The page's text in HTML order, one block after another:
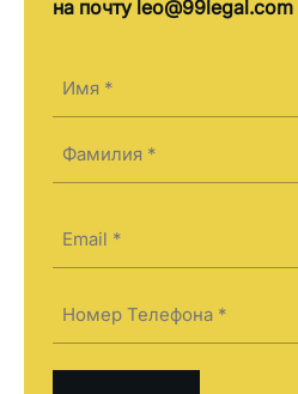
на почту leo@99legal.com